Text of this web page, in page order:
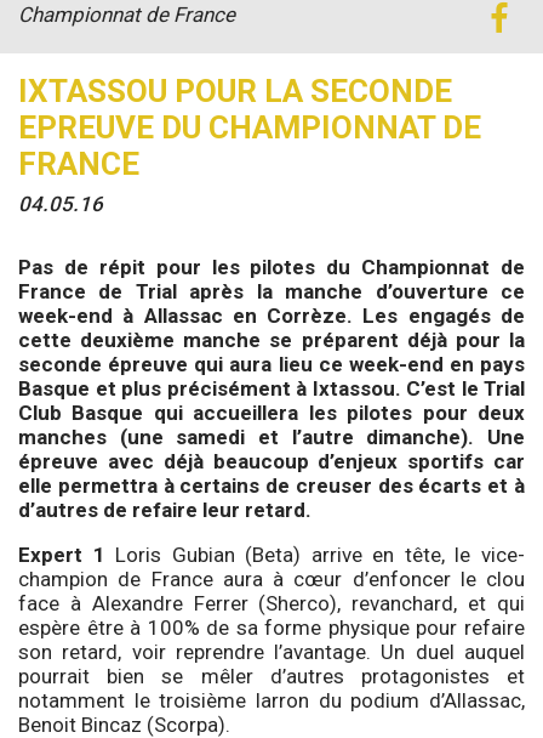
IXTASSOU POUR LA SECONDE
EPREUVE DU CHAMPIONNAT DE
FRANCE
04.05.16
Championnat de France
Pas de répit pour les pilotes du Championnat de
France de Trial après la manche d’ouverture ce
week-end à Allassac en Corrèze. Les engagés de
cette deuxième manche se préparent déjà pour la
seconde épreuve qui aura lieu ce week-end en pays
Basque et plus précisément à Ixtassou. C’est le Trial
Club Basque qui accueillera les pilotes pour deux
manches (une samedi et l’autre dimanche). Une
épreuve avec déjà beaucoup d’enjeux sportifs car
elle permettra à certains de creuser des écarts et à
d’autres de refaire leur retard.
Expert 1 Loris Gubian (Beta) arrive en tête, le vice-
champion de France aura à cœur d’enfoncer le clou
face à Alexandre Ferrer (Sherco), revanchard, et qui
espère être à 100% de sa forme physique pour refaire
son retard, voir reprendre l’avantage. Un duel auquel
pourrait bien se mêler d’autres protagonistes et
notamment le troisième larron du podium d’Allassac,
Benoit Bincaz (Scorpa).